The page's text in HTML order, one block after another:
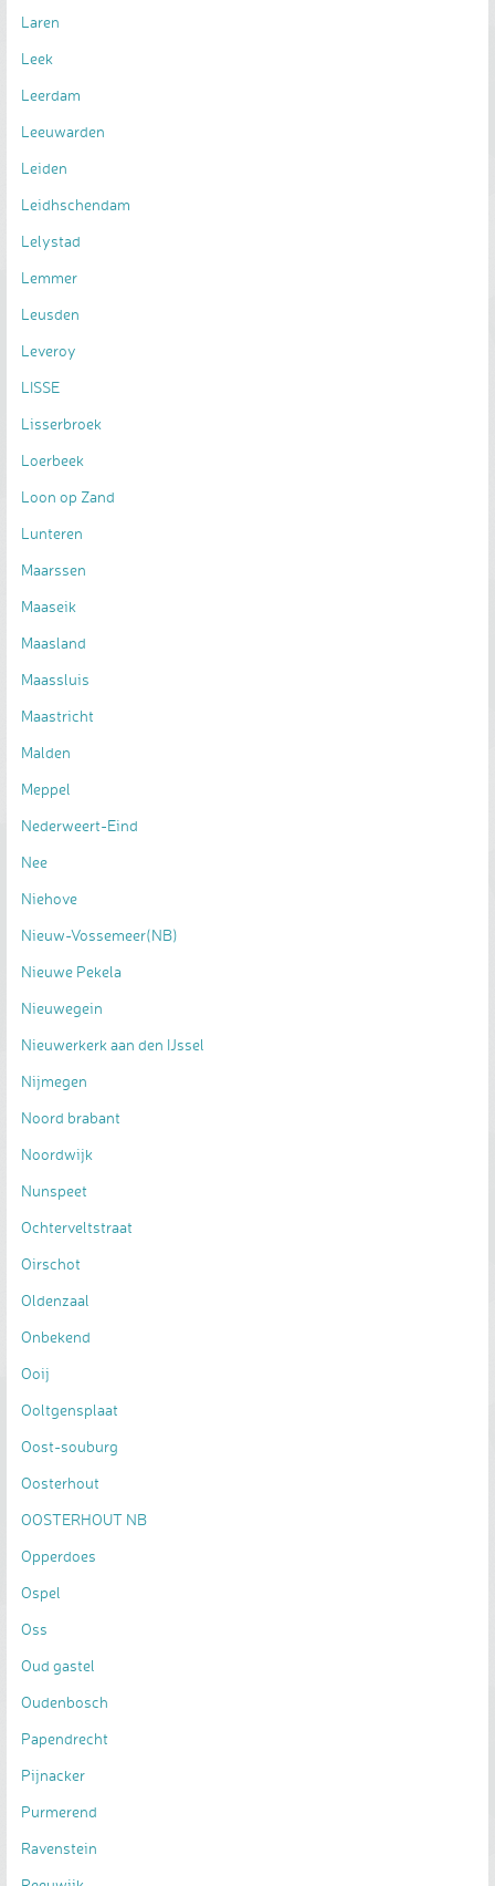
Laren
Leek
Leerdam
Leeuwarden
Leiden
Leidhschendam
Lelystad
Lemmer
Leusden
Leveroy
LISSE
Lisserbroek
Loerbeek
Loon op Zand
Lunteren
Maarssen
Maaseik
Maasland
Maassluis
Maastricht
Malden
Meppel
Nederweert-Eind
Nee
Niehove
Nieuw-Vossemeer(NB)
Nieuwe Pekela
Nieuwegein
Nieuwerkerk aan den IJssel
Nijmegen
Noord brabant
Noordwijk
Nunspeet
Ochterveltstraat
Oirschot
Oldenzaal
Onbekend
Ooij
Ooltgensplaat
Oost-souburg
Oosterhout
OOSTERHOUT NB
Opperdoes
Ospel
Oss
Oud gastel
Oudenbosch
Papendrecht
Pijnacker
Purmerend
Ravenstein